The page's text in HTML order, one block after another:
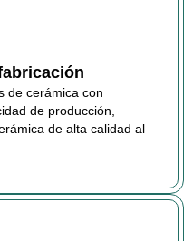
de cerámica con
de producción,
de alta calidad al